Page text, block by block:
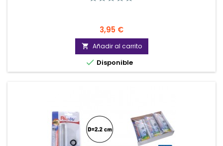
Precio
3,95 €
 Añadir al carrito
 Disponible